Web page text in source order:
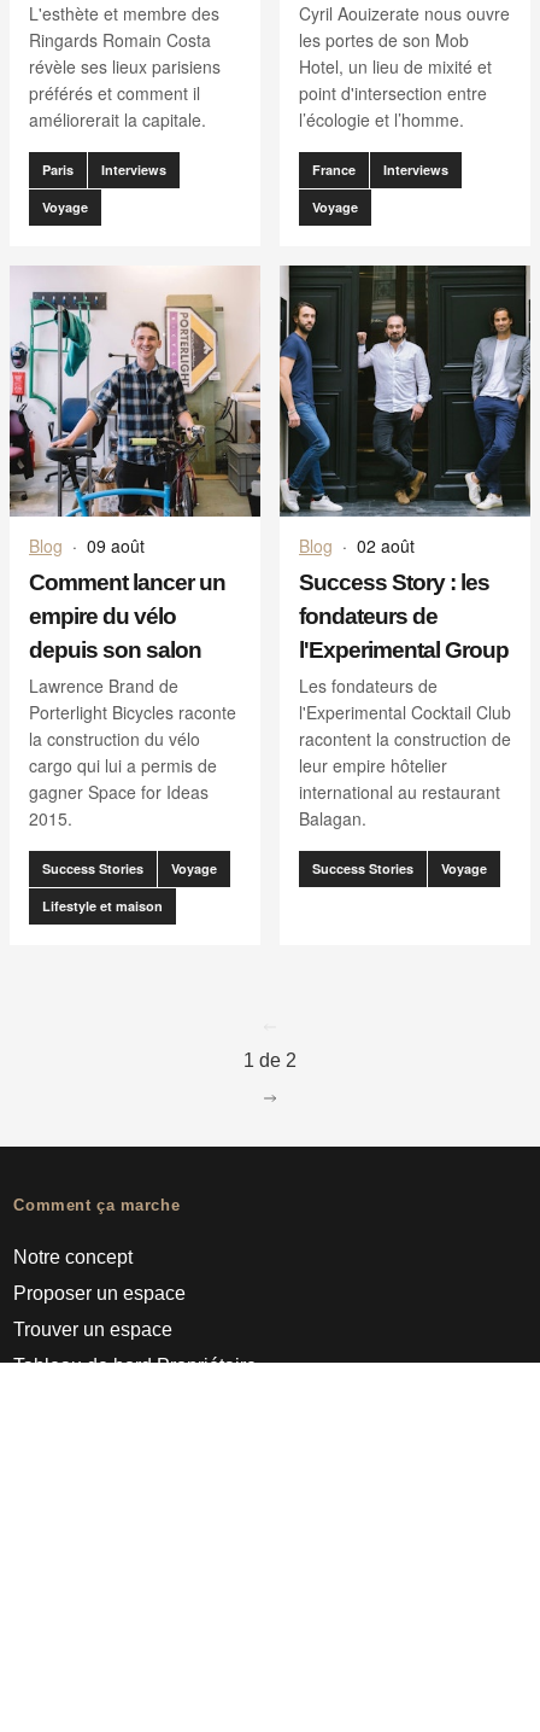
L'esthète et membre des
Ringards Romain Costa
révèle ses lieux parisiens
préférés et comment il
améliorerait la capitale.
Paris Interviews
Voyage
Cyril Aouizerate nous ouvre
les portes de son Mob
Hotel, un lieu de mixité et
point d'intersection entre
l’écologie et l’homme.
France Interviews
Voyage
Blog · 09 août
Comment lancer un
empire du vélo
depuis son salon
Lawrence Brand de
Porterlight Bicycles raconte
la construction du vélo
cargo qui lui a permis de
gagner Space for Ideas
2015.
Success Stories Voyage
Lifestyle et maison
Blog · 02 août
Success Story : les
fondateurs de
l'Experimental Group
Les fondateurs de
l'Experimental Cocktail Club
racontent la construction de
leur empire hôtelier
international au restaurant
Balagan.
Success Stories Voyage
1 de 2
Comment ça marche
Notre concept
Proposer un espace
Trouver un espace
Tableau de bord Propriétaire